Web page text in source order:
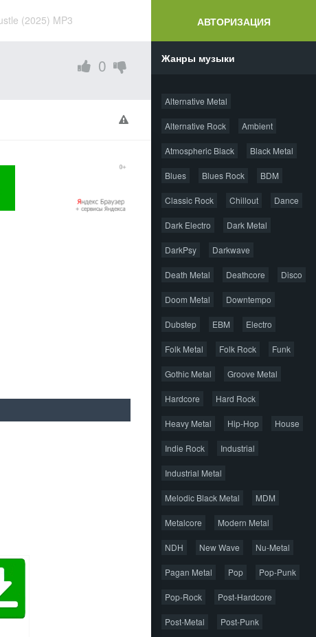
АВТОРИЗАЦИЯ
(2025) MP3
0 Жанры музыки
Alternative Metal
Alternative Rock Ambient
Atmospheric Black Black Metal
Blues Blues Rock BDM
Classic Rock Chillout Dance
Dark Electro Dark Metal
DarkPsy Darkwave
Death Metal Deathcore Disco
Doom Metal Downtempo
Dubstep EBM Electro
Folk Metal Folk Rock Funk
Gothic Metal Groove Metal
Hardcore Hard Rock
Heavy Metal Hip-Hop House
Indie Rock Industrial
Industrial Metal
Melodic Black Metal MDM
Metalcore Modern Metal
NDH New Wave Nu-Metal
Pagan Metal Pop Pop-Punk
Pop-Rock Post-Hardcore
Post-Metal Post-Punk